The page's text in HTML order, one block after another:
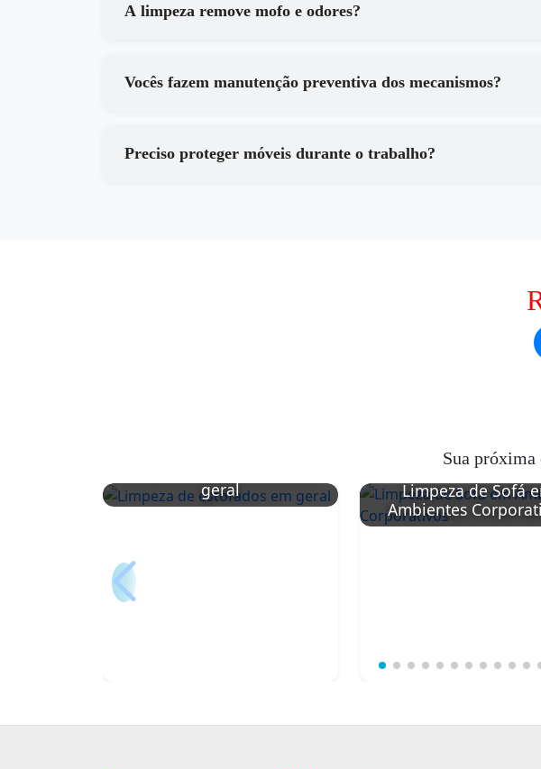
A limpeza remove mofo e odores?
Vocês fazem manutenção preventiva dos mecanismos?
Preciso proteger móveis durante o trabalho?
Sua próxima
geral
Limpeza de Sofá
Ambientes